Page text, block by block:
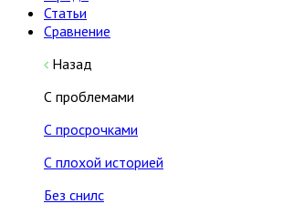
Статьи
Сравнение
Назад
С проблемами
С просрочками
С плохой историей
Без снилс